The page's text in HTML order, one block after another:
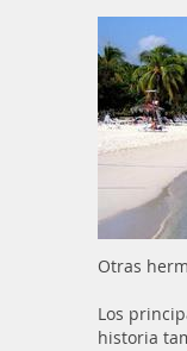
Otras
Los
historia